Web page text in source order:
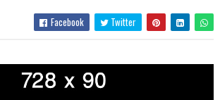
Facebook Twitter